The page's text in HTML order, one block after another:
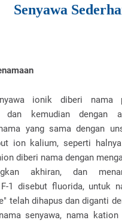
Senyawa
ionik diberi nama
dan kemudian dengan
yang sama dengan
ion kalium, seperti
diberi nama dengan
akhiran, dan
1 disebut fluorida, untuk
telah dihapus dan diganti
senyawa, nama